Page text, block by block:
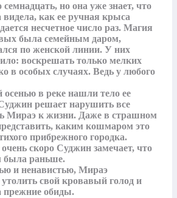
но она уже знает, что
видела, как ее ручная крыса
несчетное число раз. Магия
была семейным даром,
по женской линии. У них
воскрешать только мелких
в особых случаях. Ведь у любого
в реке нашли тело ее
решает нарушить все
Мираэ к жизни. Даже в страшном
каким кошмаром это
прибрежного городка.
очень скоро Суджин замечает, что
была раньше.
и ненавистью, Мираэ
свой кровавый голод и
прежние обиды.